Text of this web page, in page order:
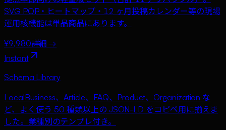
SVG POP・ヒートマップ・12 ヶ月投稿カレンダー等の現場
運用核機能は単品商品にあります。
¥9,980詳細 →
Instant
Schema Library
LocalBusiness、Article、FAQ、Product、Organization な
ど、よく使う 50 種類以上の JSON-LD をコピペ用に揃えま
した。業種別のテンプレ付き。